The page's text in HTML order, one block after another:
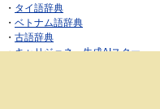
・ タイ語辞典
・ ベトナム語辞典
・ 古語辞典
・キャリジェネ～生成AIスクー